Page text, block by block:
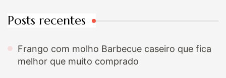
Posts recentes
Frango com molho Barbecue caseiro que fica
melhor que muito comprado